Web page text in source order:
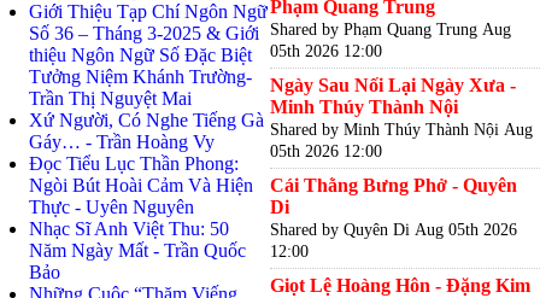
Giới Thiệu Tạp Chí Ngôn Ngữ
Số 36 – Tháng 3-2025 & Giới
thiệu Ngôn Ngữ Số Đặc Biệt
Tưởng Niệm Khánh Trường-
Trần Thị Nguyệt Mai
Xứ Người, Có Nghe Tiếng Gà
Gáy… - Trần Hoàng Vy
Đọc Tiểu Lục Thần Phong:
Ngòi Bút Hoài Cảm Và Hiện
Thực - Uyên Nguyên
Nhạc Sĩ Anh Việt Thu: 50
Năm Ngày Mất - Trần Quốc
Bảo
Những Cuộc “Thăm Viếng
Phạm Quang Trung
Shared by Phạm Quang Trung Aug
05th 2026 12:00
Ngày Sau Nối Lại Ngày Xưa -
Minh Thúy Thành Nội
Shared by Minh Thúy Thành Nội Aug
05th 2026 12:00
Cái Thằng Bưng Phở - Quyên
Di
Shared by Quyên Di Aug 05th 2026
12:00
Giọt Lệ Hoàng Hôn - Đặng Kim